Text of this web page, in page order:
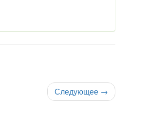
Следующее →